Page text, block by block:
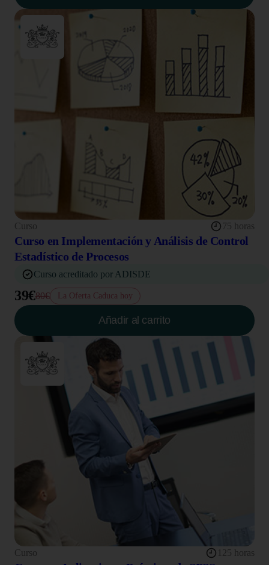
Curso 75 horas
Curso en Implementación y Análisis de Control
Estadístico de Procesos
Curso acreditado por ADISDE
39€80€ La Oferta Caduca hoy
Añadir al carrito
Curso 125 horas